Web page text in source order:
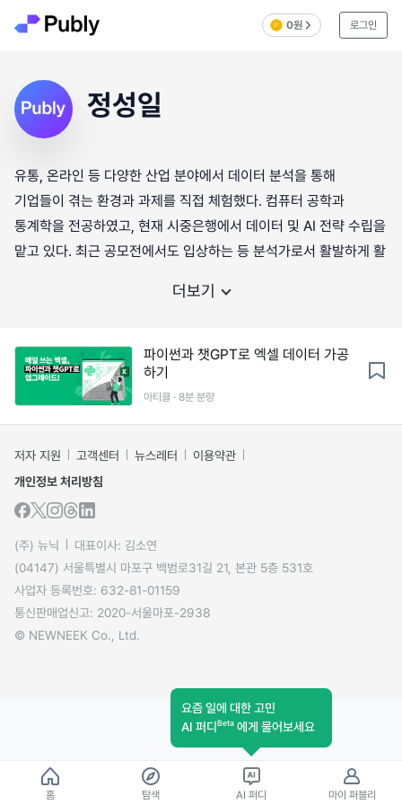
0원 로그인
정성일
유통, 온라인 등 다양한 산업 분야에서 데이터 분석을 통해
기업들이 겪는 환경과 과제를 직접 체험했다. 컴퓨터 공학과
통계학을 전공하였고, 현재 시중은행에서 데이터 및 AI 전략 수립을
맡고 있다. 최근 공모전에서도 입상하는 등 분석가로서 활발하게 활
더보기
파이썬과 챗GPT로 엑셀 데이터 가공
하기
아티클 · 8분 분량
저자 지원 고객센터 뉴스레터
이용약관
개인정보 처리방침
(주) 뉴닉
대표이사: 김소연
(04147) 서울특별시 마포구 백범로31길 21, 본관 5층 531호
사업자 등록번호: 632-81-01159
통신판매업신고: 2020-서울마포-2938
© NEWNEEK Co., Ltd.
홈 탐색
요즘 일에 대한 고민
AI 퍼디Beta 에게 물어보세요
AI 퍼디 마이 퍼블리